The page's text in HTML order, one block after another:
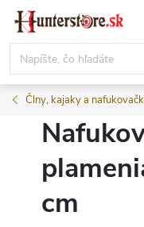
Prejsť
obsah
Člny, kajaky a
cm